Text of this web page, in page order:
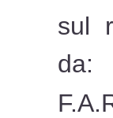
sul
da: